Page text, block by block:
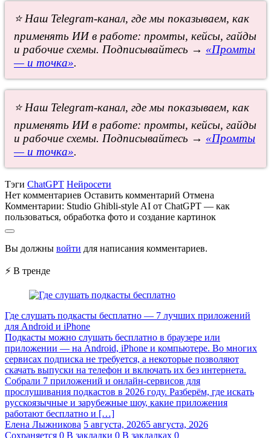
⭐ Наш Telegram-канал, где мы показываем, как
применять ИИ в работе: промты, кейсы, гайды
и рабочие схемы. Подписывайтесь → «Промты
— и точка».
⭐ Наш Telegram-канал, где мы показываем, как
применять ИИ в работе: промты, кейсы, гайды
и рабочие схемы. Подписывайтесь → «Промты
— и точка».
Тэги ChatGPT Нейросети
Нет комментариев Оставить комментарий Отмена
Комментарии: Studio Ghibli-style AI от ChatGPT — как
пользоваться, обработка фото и создание картинок
Вы должны войти для написания комментариев.
⚡ В тренде
Где слушать подкасты бесплатно — 7 лучших приложений
для Android и iPhone
Подкасты можно слушать бесплатно в браузере или
приложении — на Android, iPhone и компьютере. Во многих
сервисах подписка не требуется, а некоторые позволяют
скачать выпуски на телефон и включать их без интернета.
Собрали 7 приложений и онлайн-сервисов для
прослушивания подкастов в 2026 году. Разберём, где искать
русскоязычные и зарубежные шоу, какие приложения
работают бесплатно и […]
Елена Лыжникова 5 августа, 20265 августа, 2026
Сохраняется 0 В закладки 0 В закладках 0